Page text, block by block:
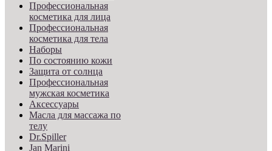
Профессиональная
косметика для лица
Профессиональная
косметика для тела
Наборы
По состоянию кожи
Защита от солнца
Профессиональная
мужская косметика
Аксессуары
Масла для массажа по
телу
Dr.Spiller
Jan Marini